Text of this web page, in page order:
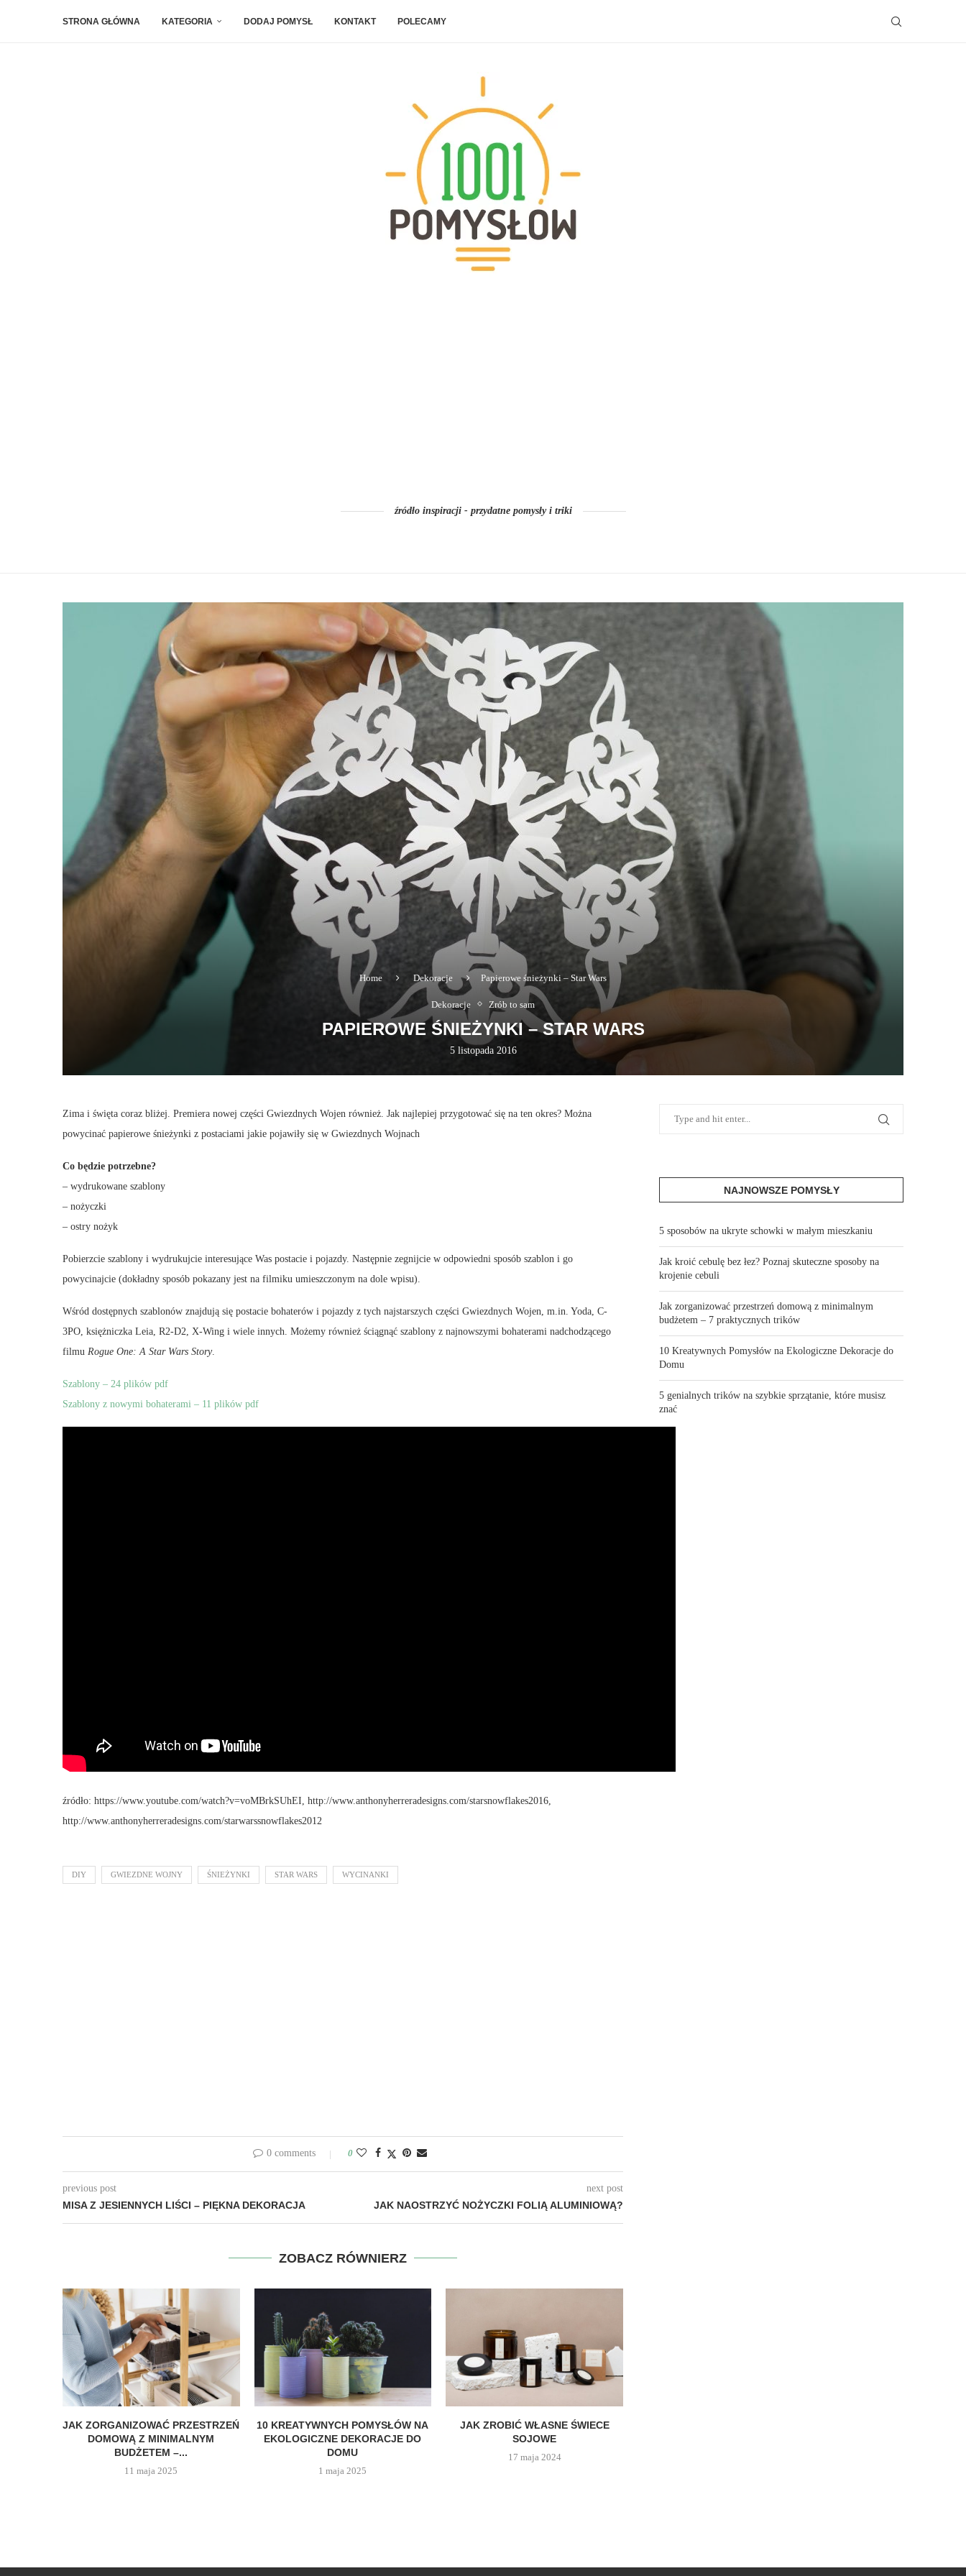
STRONA GŁÓWNA KATEGORIA DODAJ POMYSŁ KONTAKT POLECAMY
źródło inspiracji - przydatne pomysły i triki
Home Dekoracje Papierowe śnieżynki – Star Wars
Dekoracje Zrób to sam
PAPIEROWE ŚNIEŻYNKI – STAR WARS
5 listopada 2016
Zima i święta coraz bliżej. Premiera nowej części Gwiezdnych Wojen również. Jak najlepiej przygotować się na ten okres? Można
powycinać papierowe śnieżynki z postaciami jakie pojawiły się w Gwiezdnych Wojnach
Co będzie potrzebne?
– wydrukowane szablony
– nożyczki
– ostry nożyk
Pobierzcie szablony i wydrukujcie interesujące Was postacie i pojazdy. Następnie zegnijcie w odpowiedni sposób szablon i go
powycinajcie (dokładny sposób pokazany jest na filmiku umieszczonym na dole wpisu).
Wśród dostępnych szablonów znajdują się postacie bohaterów i pojazdy z tych najstarszych części Gwiezdnych Wojen, m.in. Yoda, C-
3PO, księżniczka Leia, R2-D2, X-Wing i wiele innych. Możemy również ściągnąć szablony z najnowszymi bohaterami nadchodzącego
filmu Rogue One: A Star Wars Story.
Szablony – 24 plików pdf
Szablony z nowymi bohaterami – 11 plików pdf
źródło: https://www.youtube.com/watch?v=voMBrkSUhEI, http://www.anthonyherreradesigns.com/starsnowflakes2016,
http://www.anthonyherreradesigns.com/starwarssnowflakes2012
DIY GWIEZDNE WOJNY ŚNIEŻYNKI STAR WARS WYCINANKI
0 comments 0
previous post
MISA Z JESIENNYCH LIŚCI – PIĘKNA DEKORACJA
next post
JAK NAOSTRZYĆ NOŻYCZKI FOLIĄ ALUMINIOWĄ?
ZOBACZ RÓWNIERZ
JAK ZORGANIZOWAĆ PRZESTRZEŃ
DOMOWĄ Z MINIMALNYM
BUDŻETEM –...
11 maja 2025
10 KREATYWNYCH POMYSŁÓW NA
EKOLOGICZNE DEKORACJE DO
DOMU
1 maja 2025
JAK ZROBIĆ WŁASNE ŚWIECE
SOJOWE
17 maja 2024
NAJNOWSZE POMYSŁY
5 sposobów na ukryte schowki w małym mieszkaniu
Jak kroić cebulę bez łez? Poznaj skuteczne sposoby na
krojenie cebuli
Jak zorganizować przestrzeń domową z minimalnym
budżetem – 7 praktycznych trików
10 Kreatywnych Pomysłów na Ekologiczne Dekoracje do
Domu
5 genialnych trików na szybkie sprzątanie, które musisz
znać